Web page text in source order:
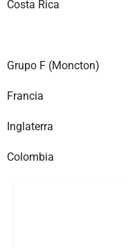
Costa Rica
Grupo F (Moncton)
Francia
Inglaterra
Colombia